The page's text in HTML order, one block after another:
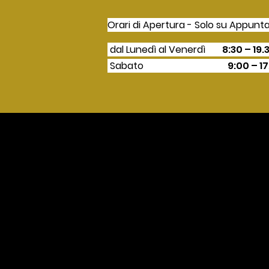
Orari di Apertura - Solo su
dal LunedìalVenerdì
8:30 –
Sabato 9:00 –